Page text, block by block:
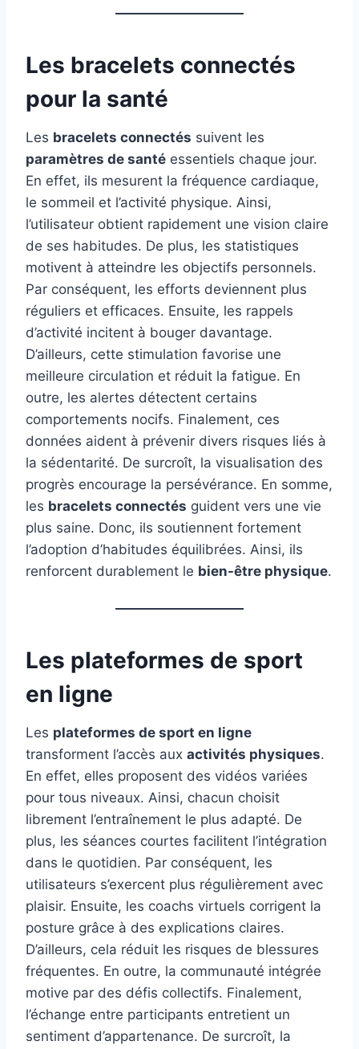
Les bracelets connectés
pour la santé
Les bracelets connectés suivent les
paramètres de santé essentiels chaque jour.
En effet, ils mesurent la fréquence cardiaque,
le sommeil et l’activité physique. Ainsi,
l’utilisateur obtient rapidement une vision claire
de ses habitudes. De plus, les statistiques
motivent à atteindre les objectifs personnels.
Par conséquent, les efforts deviennent plus
réguliers et efficaces. Ensuite, les rappels
d’activité incitent à bouger davantage.
D’ailleurs, cette stimulation favorise une
meilleure circulation et réduit la fatigue. En
outre, les alertes détectent certains
comportements nocifs. Finalement, ces
données aident à prévenir divers risques liés à
la sédentarité. De surcroît, la visualisation des
progrès encourage la persévérance. En somme,
les bracelets connectés guident vers une vie
plus saine. Donc, ils soutiennent fortement
l’adoption d’habitudes équilibrées. Ainsi, ils
renforcent durablement le bien-être physique.
Les plateformes de sport
en ligne
Les plateformes de sport en ligne
transforment l’accès aux activités physiques.
En effet, elles proposent des vidéos variées
pour tous niveaux. Ainsi, chacun choisit
librement l’entraînement le plus adapté. De
plus, les séances courtes facilitent l’intégration
dans le quotidien. Par conséquent, les
utilisateurs s’exercent plus régulièrement avec
plaisir. Ensuite, les coachs virtuels corrigent la
posture grâce à des explications claires.
D’ailleurs, cela réduit les risques de blessures
fréquentes. En outre, la communauté intégrée
motive par des défis collectifs. Finalement,
l’échange entre participants entretient un
sentiment d’appartenance. De surcroît, la